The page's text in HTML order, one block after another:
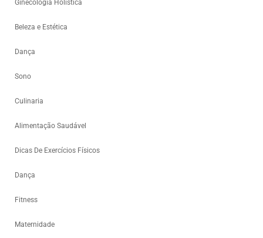
Ginecologia Holística
Beleza e Estética
Dança
Sono
Culinaria
Alimentação Saudável
Dicas De Exercícios Físicos
Dança
Fitness
Maternidade